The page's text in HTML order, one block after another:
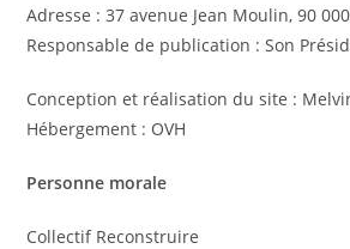
Adresse : 37 avenue Jean Moulin, 90
Responsable de publication : Son
Conception et réalisation du site :
Hébergement : OVH
Personne morale
Collectif Reconstruire